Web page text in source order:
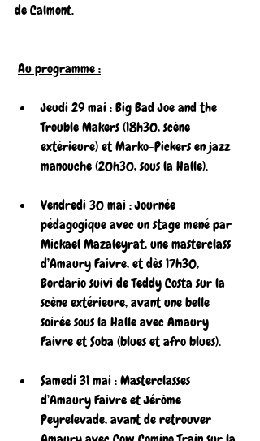
de Calmont.
Au programme :
Jeudi 29 mai : Big Bad Joe and the
Trouble Makers (18h30, scène
extérieure) et Marko-Pickers en jazz
manouche (20h30, sous la Halle).
Vendredi 30 mai : Journée
pédagogique avec un stage mené par
Mickael Mazaleyrat, une masterclass
d’Amaury Faivre, et dès 17h30,
Bordario suivi de Teddy Costa sur la
scène extérieure, avant une belle
soirée sous la Halle avec Amaury
Faivre et Soba (blues et afro blues).
Samedi 31 mai : Masterclasses
d’Amaury Faivre et Jérôme
Peyrelevade, avant de retrouver